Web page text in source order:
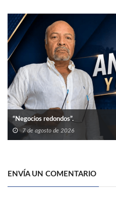
“Negocios redondos”.
7 de agosto de 2026
ENVÍA UN COMENTARIO